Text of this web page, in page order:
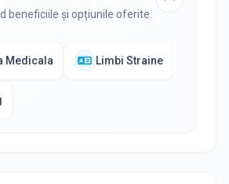
beneficiile și opțiunile oferite.
Medicala Limbi Straine